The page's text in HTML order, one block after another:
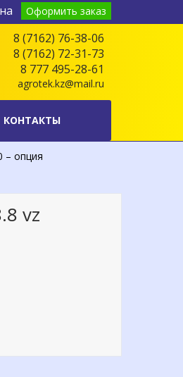
Оформить заказ
8 (7162) 76-38-06
8 (7162) 72-31-73
8 777 495-28-61
agrotek.kz@mail.ru
КОНТАКТЫ
– опция
vz